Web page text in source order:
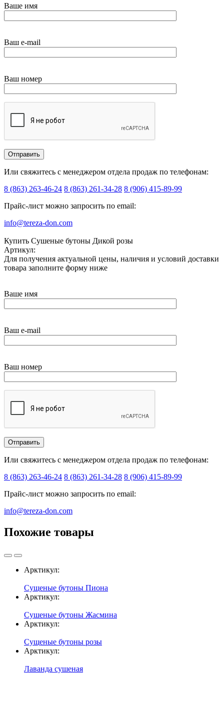
Ваше имя
Ваш e-mail
Ваш номер
Или свяжитесь с менеджером отдела продаж по телефонам:
8 (863) 263-46-24 8 (863) 261-34-28 8 (906) 415-89-99
Прайс-лист можно запросить по email:
info@tereza-don.com
Купить Сушеные бутоны Дикой розы
Артикул:
Для получения актуальной цены, наличия и условий доставки
товара заполните форму ниже
Ваше имя
Ваш e-mail
Ваш номер
Или свяжитесь с менеджером отдела продаж по телефонам:
8 (863) 263-46-24 8 (863) 261-34-28 8 (906) 415-89-99
Прайс-лист можно запросить по email:
info@tereza-don.com
Похожие товары
Арктикул:
Сущеные бутоны Пиона
Арктикул:
Сушеные бутоны Жасмина
Арктикул:
Сущеные бутоны розы
Арктикул:
Лаванда сушеная